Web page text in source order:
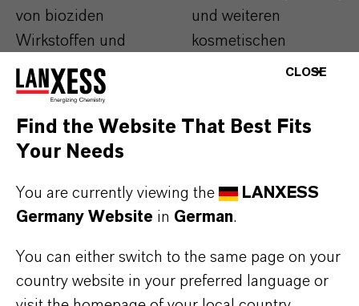
von bioziden
Wirkstoffen und
Formulierungen. Wir
bieten Ihnen eine
breite Palette von
Produkten zur
Kontrolle.
Mehr
Microbial Control
und weiteren
kosmetischen
Inhaltsstoffen, die
individuellen
Mehr
Informationen:
CLOSE
Find the Website That Best Fits
Your Needs
You are currently viewing the
LANXESS
Germany Website in German.
You can either switch to the same page on your
country website in your preferred language or